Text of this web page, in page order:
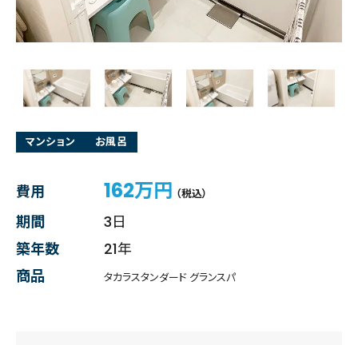
マンション お風呂
費用 162万円 （税込）
期間
3日
築年数
21年
商品
タカラスタンダード グランスパ